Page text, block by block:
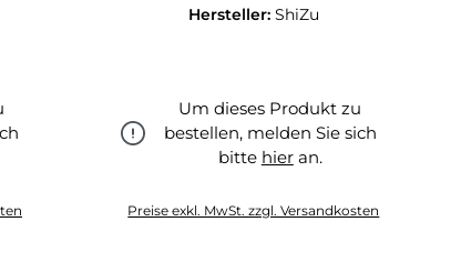
Hersteller: ShiZu
Um dieses Produkt zu
bestellen, melden Sie sich
bitte hieran.
Preise exkl. MwSt. zzgl. Versandkosten